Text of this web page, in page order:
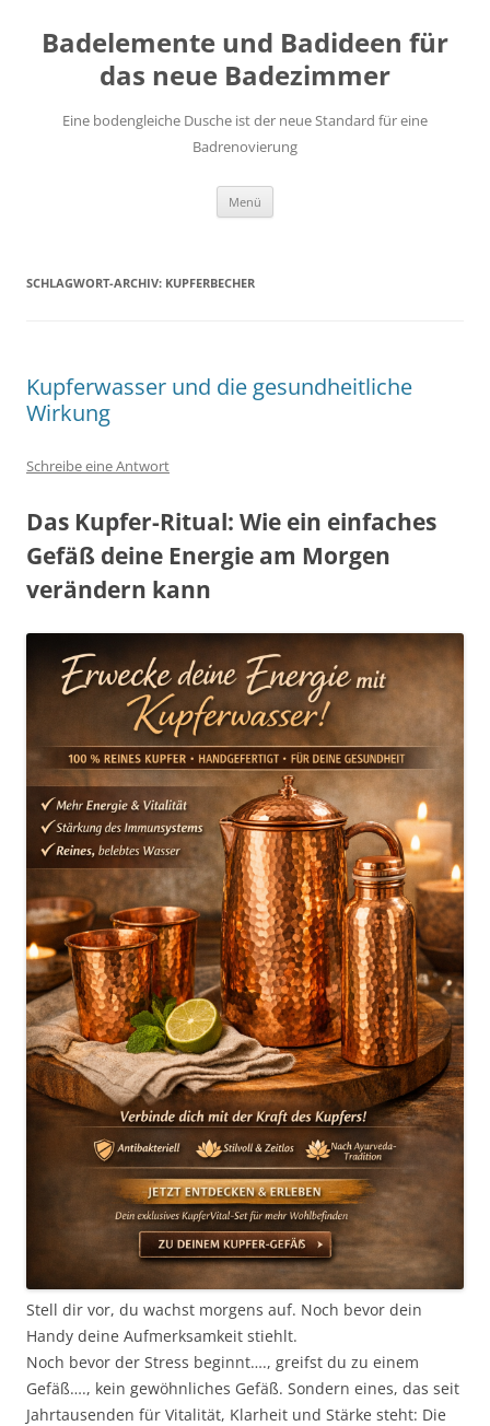
springen
Badelemente und Badideen für
das neue Badezimmer
Eine bodengleiche Dusche ist der neue Standard für eine
Badrenovierung
Menü
SCHLAGWORT-ARCHIV: KUPFERBECHER
Kupferwasser und die gesundheitliche
Wirkung
Schreibe eine Antwort
Das Kupfer-Ritual: Wie ein einfaches
Gefäß deine Energie am Morgen
verändern kann
Stell dir vor, du wachst morgens auf. Noch bevor dein
Handy deine Aufmerksamkeit stiehlt.
Noch bevor der Stress beginnt…., greifst du zu einem
Gefäß…., kein gewöhnliches Gefäß. Sondern eines, das seit
Jahrtausenden für Vitalität, Klarheit und Stärke steht: Die